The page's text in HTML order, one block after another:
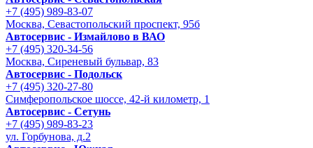
+7 (495) 989-83-07
Москва, Севастопольский проспект, 95б
Автосервис - Измайлово в ВАО
+7 (495) 320-34-56
Москва, Сиреневый бульвар, 83
Автосервис - Подольск
+7 (495) 320-27-80
Симферопольское шоссе, 42-й километр, 1
Автосервис - Сетунь
+7 (495) 989-83-23
ул. Горбунова, д.2